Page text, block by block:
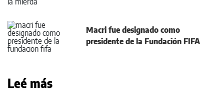
Macri fue designado como
presidente de la Fundación FIFA
Leé más